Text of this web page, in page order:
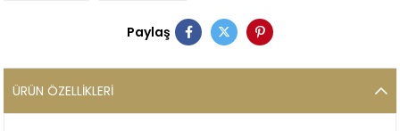
Paylaş
ÜRÜN ÖZELLIKLERI